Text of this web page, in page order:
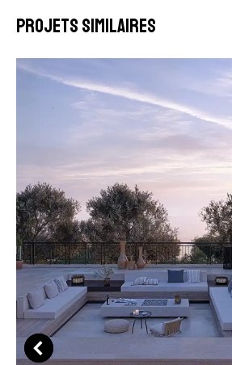
Projets similaires